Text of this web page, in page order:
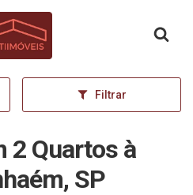
inicial
Filtrar
2 Quartos à
SP